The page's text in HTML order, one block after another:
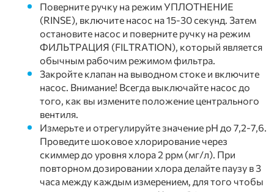
Поверните ручку на режим УПЛОТНЕНИЕ
(RINSE), включите насос на 15-30 секунд. Затем
остановите насос и поверните ручку на режим
ФИЛЬТРАЦИЯ (FILTRATION), который является
обычным рабочим режимом фильтра.
Закройте клапан на выводном стоке и включите
насос. Внимание! Всегда выключайте насос до
того, как вы измените положение центрального
вентиля.
Измерьте и отрегулируйте значение рН до 7,2-7,6.
Проведите шоковое хлорирование через
скиммер до уровня хлора 2 ррм (мг/л). При
повторном дозировании хлора делайте паузу в 3
часа между каждым измерением, для того чтобы